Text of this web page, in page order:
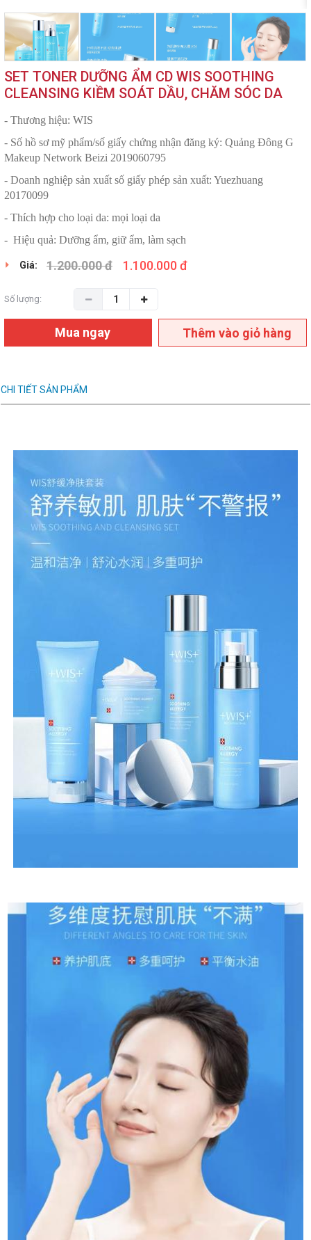
SET TONER DƯỠNG ẨM CD WIS SOOTHING
CLEANSING KIỀM SOÁT DẦU, CHĂM SÓC DA
- Thương hiệu: WIS
- Số hồ sơ mỹ phẩm/số giấy chứng nhận đăng ký: Quảng Đông G
Makeup Network Beizi 2019060795
- Doanh nghiệp sản xuất số giấy phép sản xuất: Yuezhuang
20170099
- Thích hợp cho loại da: mọi loại da
- Hiệu quả: Dưỡng ẩm, giữ ẩm, làm sạch
Giá: 1.200.000 đ 1.100.000 đ
Số lượng:
Mua ngay Thêm vào giỏ hàng
CHI TIẾT SẢN PHẨM